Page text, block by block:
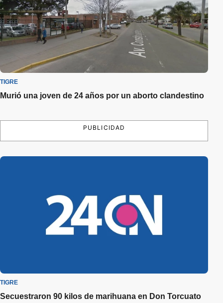
TIGRE
Murió una joven de 24 años por un aborto clandestino
PUBLICIDAD
TIGRE
Secuestraron 90 kilos de marihuana en Don Torcuato